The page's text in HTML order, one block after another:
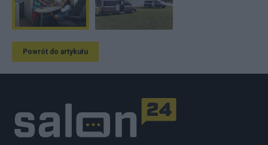
Powrót do artykułu